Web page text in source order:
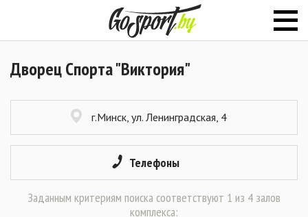
Дворец Спорта "Виктория"
г.Минск, ул. Ленинградская, 4
Телефоны
Заданным критериям поиска соответствуют 1 из 4 залов
комплекса: